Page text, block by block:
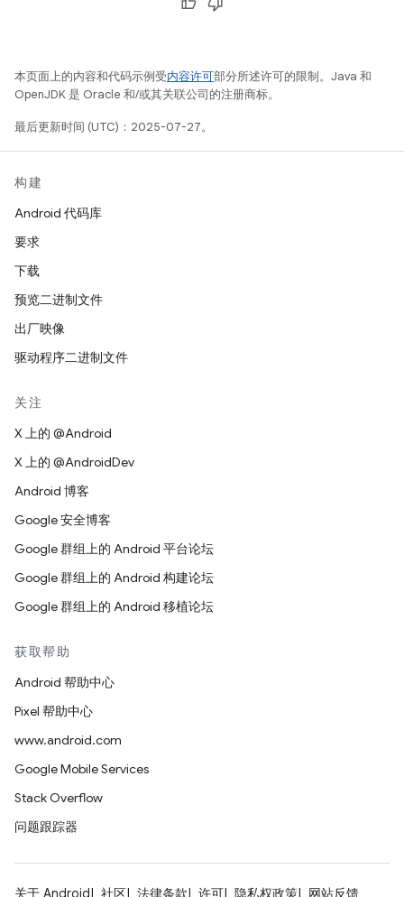
本页面上的内容和代码示例受内容许可部分所述许可的限制。Java 和
OpenJDK 是 Oracle 和/或其关联公司的注册商标。
最后更新时间 (UTC)：2025-07-27。
构建
Android 代码库
要求
下载
预览二进制文件
出厂映像
驱动程序二进制文件
关注
X 上的 @Android
X 上的 @AndroidDev
Android 博客
Google 安全博客
Google 群组上的 Android 平台论坛
Google 群组上的 Android 构建论坛
Google 群组上的 Android 移植论坛
获取帮助
Android 帮助中心
Pixel 帮助中心
www.android.com
Google Mobile Services
Stack Overflow
问题跟踪器
关于 Android 社区 法律条款 许可 隐私权政策 网站反馈